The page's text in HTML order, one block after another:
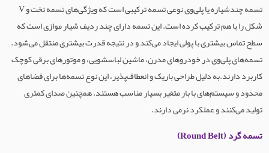
تسمه چندشیاره یا پلی‌وی نوعی تسمه ترکیبی است که ویژگی‌های تسمه تخت و V
شکل را با هم ترکیب کرده است. این تسمه دارای چند ردیف شیار موازی است که
سطح تماس بیشتری با پولی ایجاد می‌کند و در نتیجه قدرت بیشتری منتقل می‌شود.
تسمه‌های پلی‌وی در خودروهای مدرن، ماشین لباسشویی، و موتورهای برقی کوچک
کاربرد دارند.به دلیل طراحی باریک و انعطاف‌پذیر، این نوع تسمه‌ها برای فضاهای
محدود و سیستم‌های با بار متغیر بسیار مناسب هستند. همچنین صدای کمتری
تولید می‌کنند و عملکرد نرمی دارند.
تسمه گرد (Round Belt)